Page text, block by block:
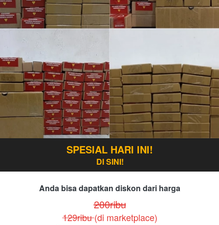
SPESIAL HARI INI!
DI SINI!
Anda bisa dapatkan diskon dari harga
200ribu
129ribu (di marketplace)